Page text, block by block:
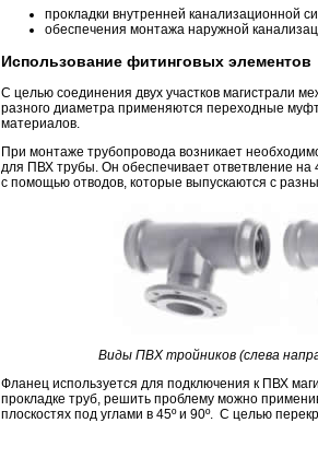
прокладки внутренней канализационной
обеспечения монтажа наружной
Использование фитинговых элементов
С целью соединения двух участков магистрали
разного диаметра применяются переходные
материалов.
При монтаже трубопровода возникает
для ПВХ трубы. Он обеспечивает ответвление на
с помощью отводов, которые выпускаются с
Виды ПВХ тройников (слева
Фланец используется для подключения к ПВХ
прокладке труб, решить проблему можно
плоскостях под углами в 45º и 90º. С целью